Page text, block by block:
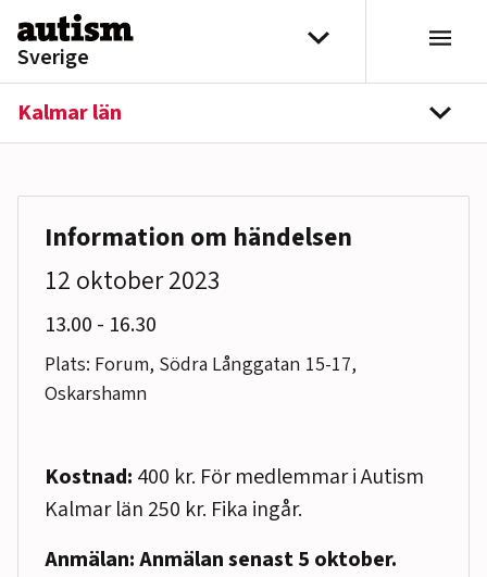
Hoppa till innehåll
Sverige
Välj distrikt
Kalmar län
Information om händelsen
12 oktober 2023
13.00 till
- 16.30
Plats: Forum, Södra Långgatan 15-17,
Oskarshamn
Kostnad: 400 kr. För medlemmar i Autism
Kalmar län 250 kr. Fika ingår.
Anmälan: Anmälan senast 5 oktober.